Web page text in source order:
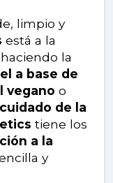
limpio y
está a la
la
a base de
vegano o
de la
tiene los
a la
y